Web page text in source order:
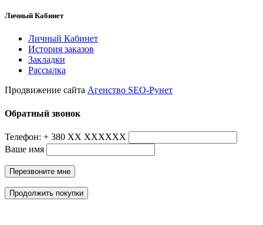
Личный Кабинет
Личный Кабинет
История заказов
Закладки
Рассылка
Продвижение сайта Агенство SEO-Рунет
Обратный звонок
Телефон: + 380 ХХ ХХХХХХ
Ваше имя
Перезвоните мне
Продолжить покупки